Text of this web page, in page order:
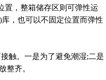
置，整箱储存区则可弹性运
，也可以不固定位置而弹性
。一是为了避免潮湿;二是
整齐。